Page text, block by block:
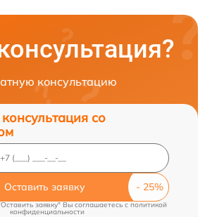
консультацию
со
Оставить заявку
заявку" Вы соглашаетесь cполитикой
конфиденциальности